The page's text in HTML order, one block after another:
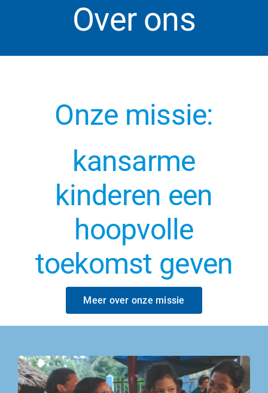
Over ons
Onze missie:
kansarme
kinderen een
hoopvolle
toekomst geven
Meer over onze missie